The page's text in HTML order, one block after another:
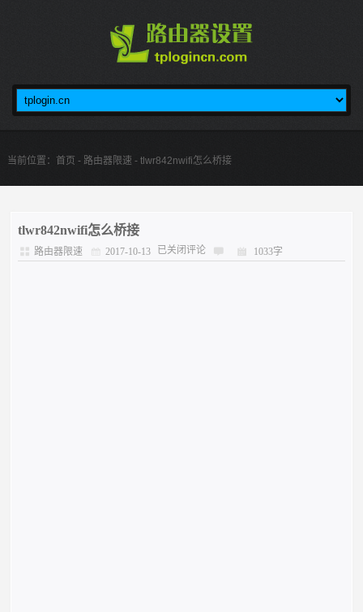
当前位置： 首页 - 路由器限速 - tlwr842nwifi怎么桥接
tlwr842nwifi怎么桥接
路由器限速 2017-10-13 已关闭评论 1033字